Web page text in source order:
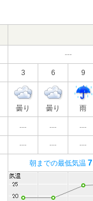
---
3 6 9
曇り 曇り 雨
--- --- ---
--- --- ---
朝までの最低気温